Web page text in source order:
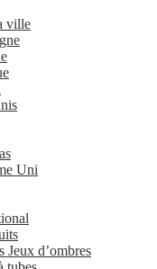
ville
Uni
Jeux d’ombres